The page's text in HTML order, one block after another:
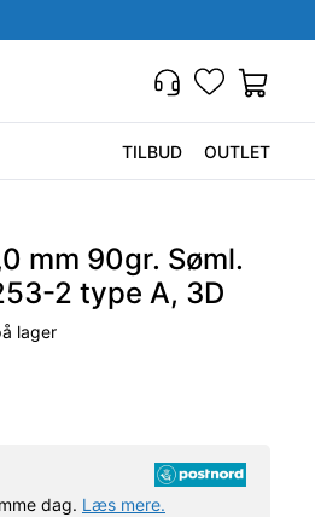
TILBUD OUTLET
mm 90gr. Søml.
2 type A, 3D
lager
dag. Læs mere.